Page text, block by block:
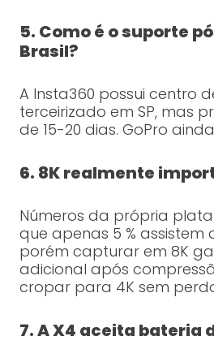
5. Como é o suporte
Brasil?
A Insta360 possui centro
terceirizado em SP, mas
de 15-20 dias. GoPro
6. 8K realmente
Números da própria
que apenas 5 % assistem
porém capturar em 8K
adicional após
cropar para 4K sem
7. A X4 aceita bateria